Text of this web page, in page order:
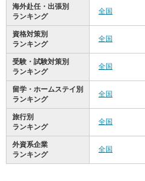
海外赴任・出張別
ランキング
全国
資格対策別
ランキング
全国
受験・試験対策別
ランキング
全国
留学・ホームステイ別
ランキング
全国
旅行別
ランキング
全国
外資系企業
ランキング
全国